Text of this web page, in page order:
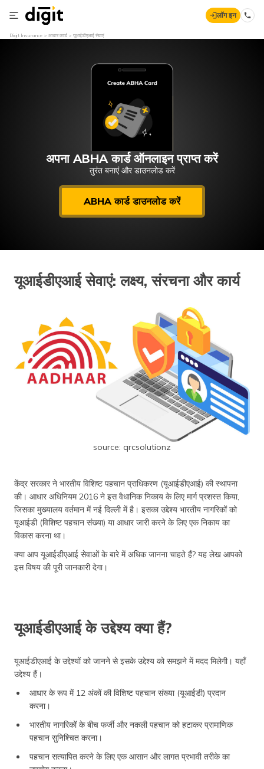
लॉग इन
Digit Insurance आधार कार्ड यूआईडीएआई सेवाएं
अपना ABHA कार्ड ऑनलाइन प्राप्त करें
तुरंत बनाएं और डाउनलोड करें
ABHA कार्ड डाउनलोड करें
यूआईडीएआई सेवाएं: लक्ष्य, संरचना और कार्य
source: qrcsolutionz
केंद्र सरकार ने भारतीय विशिष्ट पहचान प्राधिकरण (यूआईडीएआई) की स्थापना
की। आधार अधिनियम 2016 ने इस वैधानिक निकाय के लिए मार्ग प्रशस्त किया,
जिसका मुख्यालय वर्तमान में नई दिल्ली में है। इसका उद्देश्य भारतीय नागरिकों को
यूआईडी (विशिष्ट पहचान संख्या) या आधार जारी करने के लिए एक निकाय का
विकास करना था।
क्या आप यूआईडीएआई सेवाओं के बारे में अधिक जानना चाहते हैं? यह लेख आपको
इस विषय की पूरी जानकारी देगा।
यूआईडीएआई के उद्देश्य क्या हैं?
यूआईडीएआई के उद्देश्यों को जानने से इसके उद्देश्य को समझने में मदद मिलेगी। यहाँ
उद्देश्य हैं।
आधार के रूप में 12 अंकों की विशिष्ट पहचान संख्या (यूआईडी) प्रदान
करना।
भारतीय नागरिकों के बीच फर्जी और नकली पहचान को हटाकर प्रामाणिक
पहचान सुनिश्चित करना।
पहचान सत्यापित करने के लिए एक आसान और लागत प्रभावी तरीके का